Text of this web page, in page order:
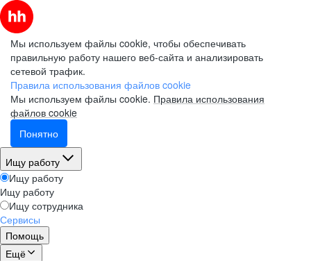
Мы используем файлы cookie, чтобы обеспечивать
правильную работу нашего веб-сайта и анализировать
сетевой трафик.
Правила использования файлов cookie
Мы используем файлы cookie. Правила использования
файлов cookie
Понятно
Ищу работу
Ищу работу
Ищу работу
Ищу сотрудника
Сервисы
Помощь
Ещё